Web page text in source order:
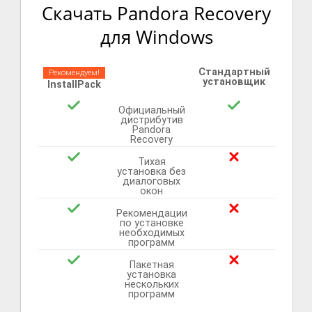
Скачать Pandora Recovery
для Windows
Рекомендуем!
InstallPack
Стандартный
установщик
Официальный
дистрибутив
Pandora
Recovery
Тихая
установка без
диалоговых
окон
Рекомендации
по установке
необходимых
программ
Пакетная
установка
нескольких
программ